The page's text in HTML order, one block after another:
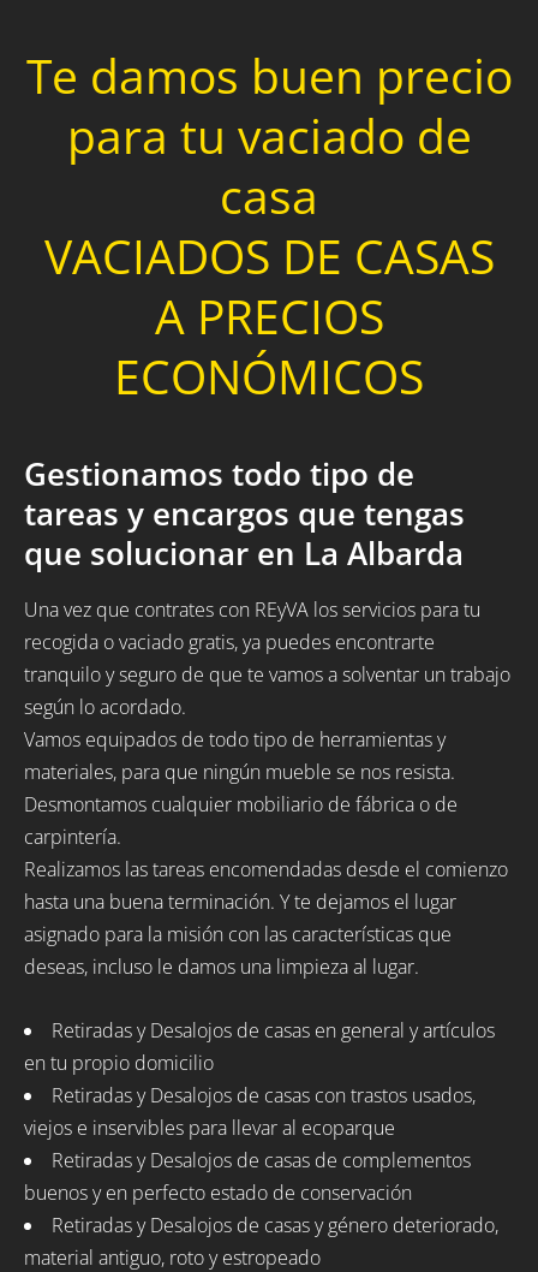
Te damos buen precio
para tu vaciado de
casa
VACIADOS DE CASAS
A PRECIOS
ECONÓMICOS
Gestionamos todo tipo de
tareas y encargos que tengas
que solucionar en La Albarda
Una vez que contrates con REyVA los servicios para tu
recogida o vaciado gratis, ya puedes encontrarte
tranquilo y seguro de que te vamos a solventar un trabajo
según lo acordado.
Vamos equipados de todo tipo de herramientas y
materiales, para que ningún mueble se nos resista.
Desmontamos cualquier mobiliario de fábrica o de
carpintería.
Realizamos las tareas encomendadas desde el comienzo
hasta una buena terminación. Y te dejamos el lugar
asignado para la misión con las características que
deseas, incluso le damos una limpieza al lugar.
Retiradas y Desalojos de casas en general y artículos
en tu propio domicilio
Retiradas y Desalojos de casas con trastos usados,
viejos e inservibles para llevar al ecoparque
Retiradas y Desalojos de casas de complementos
buenos y en perfecto estado de conservación
Retiradas y Desalojos de casas y género deteriorado,
material antiguo, roto y estropeado